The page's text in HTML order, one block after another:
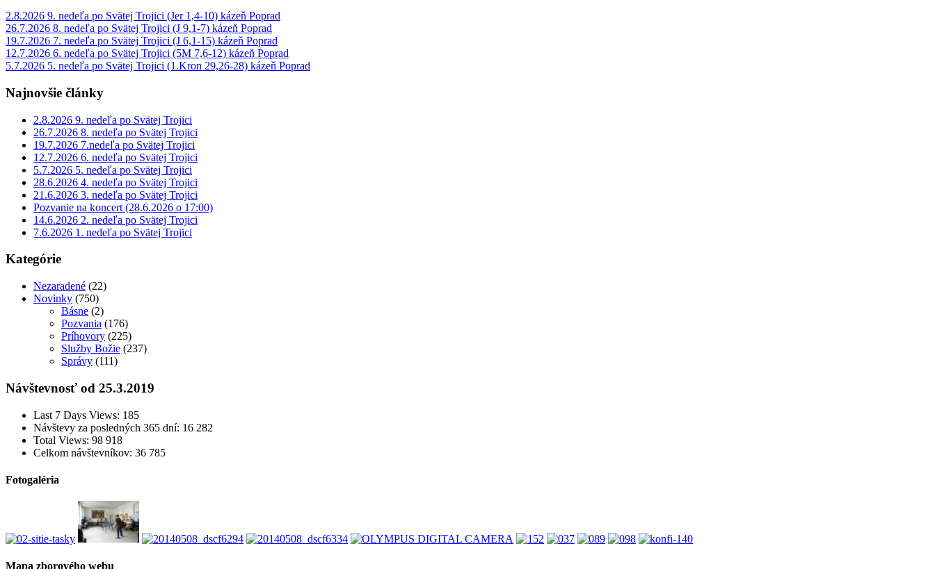
2.8.2026 9. nedeľa po Svätej Trojici (Jer 1,4-10) kázeň Poprad
26.7.2026 8. nedeľa po Svätej Trojici (J 9,1-7) kázeň Poprad
19.7.2026 7. nedeľa po Svätej Trojici (J 6,1-15) kázeň Poprad
12.7.2026 6. nedeľa po Svätej Trojici (5M 7,6-12) kázeň Poprad
5.7.2026 5. nedeľa po Svätej Trojici (1.Kron 29,26-28) kázeň Poprad
Najnovšie články
2.8.2026 9. nedeľa po Svätej Trojici
26.7.2026 8. nedeľa po Svätej Trojici
19.7.2026 7.nedeľa po Svätej Trojici
12.7.2026 6. nedeľa po Svätej Trojici
5.7.2026 5. nedeľa po Svätej Trojici
28.6.2026 4. nedeľa po Svätej Trojici
21.6.2026 3. nedeľa po Svätej Trojici
Pozvanie na koncert (28.6.2026 o 17:00)
14.6.2026 2. nedeľa po Svätej Trojici
7.6.2026 1. nedeľa po Svätej Trojici
Kategórie
Nezaradené (22)
Novinky (750)
Básne (2)
Pozvania (176)
Príhovory (225)
Služby Božie (237)
Správy (111)
Návštevnosť od 25.3.2019
Last 7 Days Views: 185
Návštevy za posledných 365 dní: 16 282
Total Views: 98 918
Celkom návštevníkov: 36 785
Fotogaléria
Mapa zborového webu